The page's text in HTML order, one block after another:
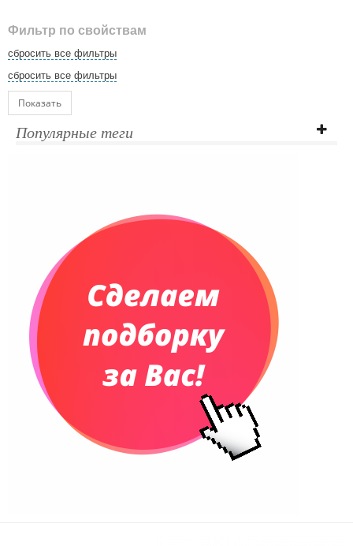
Фильтр по свойствам
сбросить все фильтры
сбросить все фильтры
Показать
Популярные теги